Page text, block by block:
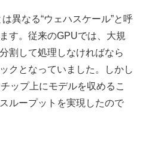
異なる“ウェハスケール”と呼
す。従来のGPUでは、大規
割して処理しなければなら
クとなっていました。しかし
ップ上にモデルを収めるこ
ループットを実現したので